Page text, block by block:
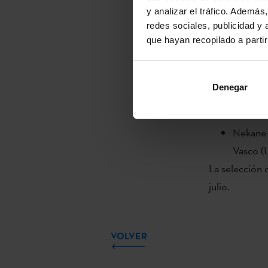
y analizar el tráfico.
redes sociales, publicidad y
que hayan recopilado a
Denegar
Alfonso
Bang
Vasco
La selección
julio.
VOLVER